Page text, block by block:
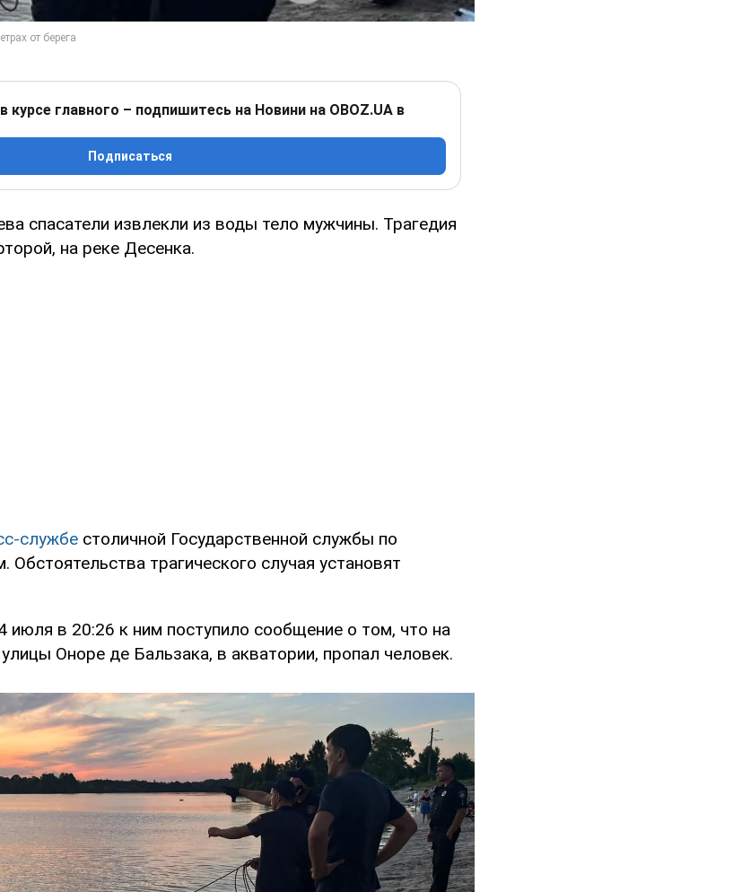
курсе главного – подпишитесь на Новини на OBOZ.UA в
Подписаться
спасатели извлекли из воды тело мужчины. Трагедия
на реке Десенка.
службе столичной Государственной службы по
трагического случая установят
июля в 20:26 к ним поступило сообщение о том, что на
Оноре де Бальзака, в акватории, пропал человек.